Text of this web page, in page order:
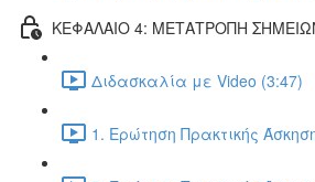
ΚΕΦΑΛΑΙΟ 4: ΜΕΤΑΤΡΟΠΗ
Διδασκαλία με Video (3:47)
1. Ερώτηση Πρακτικής